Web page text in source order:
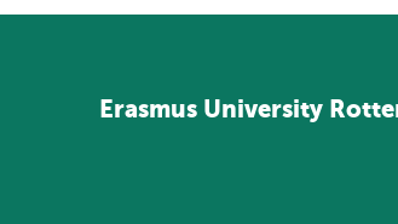
Erasmus University